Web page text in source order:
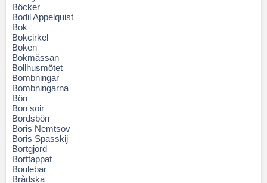
Böcker
Bodil Appelquist
Bok
Bokcirkel
Boken
Bokmässan
Bollhusmötet
Bombningar
Bombningarna
Bön
Bon soir
Bordsbön
Boris Nemtsov
Boris Spasskij
Bortgjord
Borttappat
Boulebar
Brådska